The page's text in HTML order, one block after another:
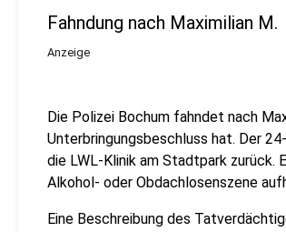
Fahndung nach Maximilian M.
Anzeige
Die Polizei Bochum fahndet nach
Unterbringungsbeschluss hat. Der
die LWL-Klinik am Stadtpark zurück.
Alkohol- oder Obdachlosenszene
Eine Beschreibung des